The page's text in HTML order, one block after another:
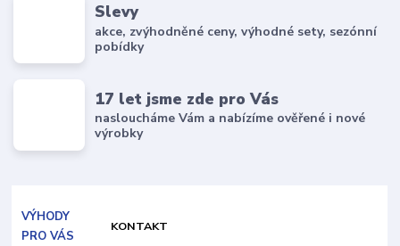
Slevy
akce, zvýhodněné ceny, výhodné sety, sezónní
pobídky
17 let jsme zde pro Vás
nasloucháme Vám a nabízíme ověřené i nové
výrobky
VÝHODY
PRO VÁS
KONTAKT